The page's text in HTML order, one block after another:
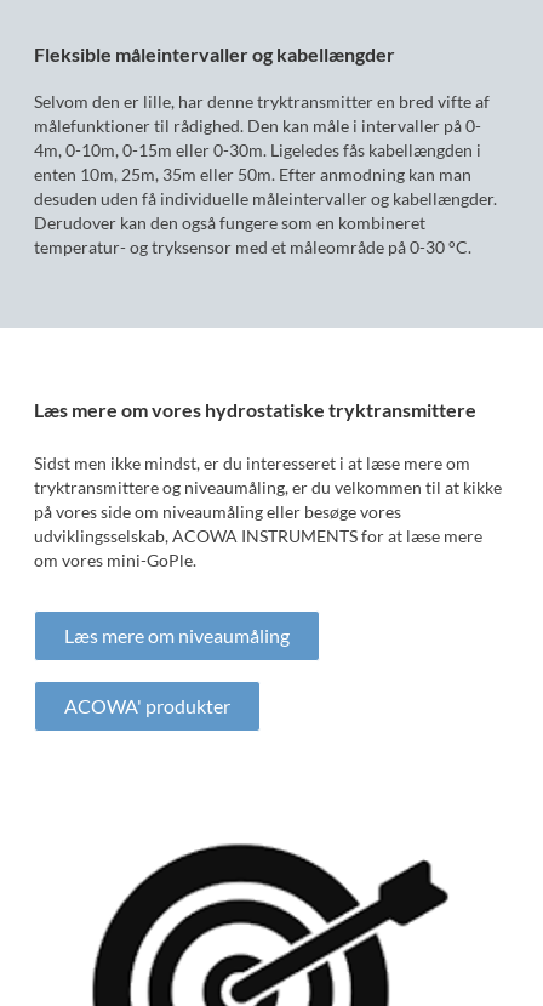
Fleksible måleintervaller og kabellængder
Selvom den er lille, har denne tryktransmitter en bred vifte af
målefunktioner til rådighed. Den kan måle i intervaller på 0-
4m, 0-10m, 0-15m eller 0-30m. Ligeledes fås kabellængden i
enten 10m, 25m, 35m eller 50m. Efter anmodning kan man
desuden uden få individuelle måleintervaller og kabellængder.
Derudover kan den også fungere som en kombineret
temperatur- og tryksensor med et måleområde på 0-30 °C.
Læs mere om vores hydrostatiske tryktransmittere
Sidst men ikke mindst, er du interesseret i at læse mere om
tryktransmittere og niveaumåling, er du velkommen til at kikke
på vores side om niveaumåling eller besøge vores
udviklingsselskab, ACOWA INSTRUMENTS for at læse mere
om vores mini-GoPle.
Læs mere om niveaumåling
ACOWA' produkter